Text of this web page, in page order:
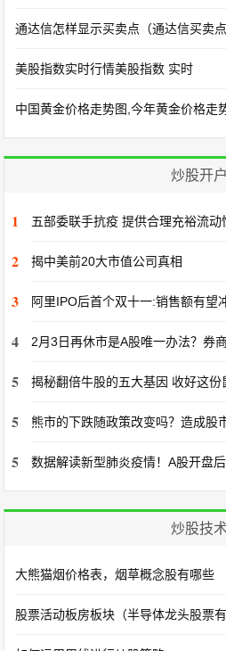
通达信怎样显示买卖点（通达信买卖点
美股指数实时行情美股指数 实时
中国黄金价格走势图,今年黄金价格走
炒股开户
1 五部委联手抗疫 提供合理充裕流动
2 揭中美前20大市值公司真相
3 阿里IPO后首个双十一:销售额有望
4 2月3日再休市是A股唯一办法？券
5 揭秘翻倍牛股的五大基因 收好这份
5 熊市的下跌随政策改变吗？造成股
5 数据解读新型肺炎疫情！A股开盘
炒股技术
大熊猫烟价格表，烟草概念股有哪些
股票活动板房板块（半导体龙头股票有